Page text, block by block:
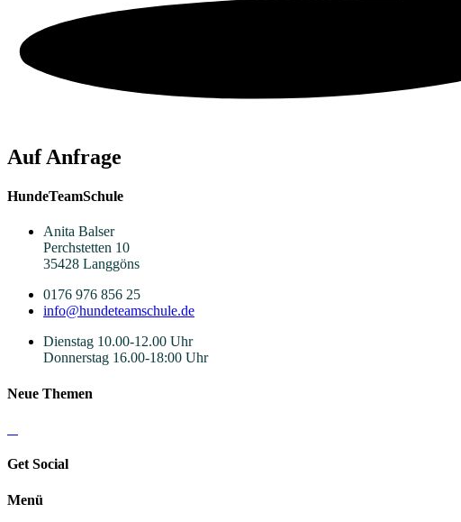
Auf Anfrage
HundeTeamSchule
Anita Balser
Perchstetten 10
35428 Langgöns
0176 976 856 25
info@hundeteamschule.de
Dienstag 10.00-12.00 Uhr
Donnerstag 16.00-18:00 Uhr
Neue Themen
Get Social
Menü